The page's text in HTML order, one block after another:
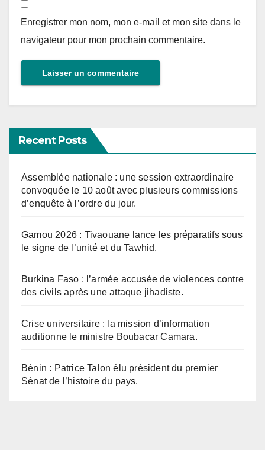
Enregistrer mon nom, mon e-mail et mon site dans le
navigateur pour mon prochain commentaire.
Recent Posts
Assemblée nationale : une session extraordinaire
convoquée le 10 août avec plusieurs commissions
d’enquête à l’ordre du jour.
Gamou 2026 : Tivaouane lance les préparatifs sous
le signe de l’unité et du Tawhid.
Burkina Faso : l’armée accusée de violences contre
des civils après une attaque jihadiste.
Crise universitaire : la mission d’information
auditionne le ministre Boubacar Camara.
Bénin : Patrice Talon élu président du premier
Sénat de l’histoire du pays.